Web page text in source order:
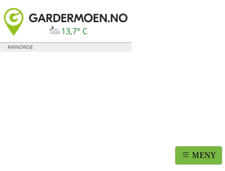
13,7° C
MENY